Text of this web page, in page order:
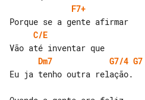
F7+
C/E
Dm7
G7/4 G7
Eu ja tenho outra relação.